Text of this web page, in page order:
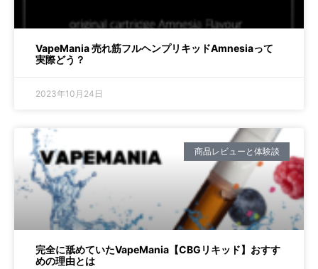
VapeMania 売れ筋フルヘンプリキッドAmnesiaって
実際どう？
2023年10月24日
商品レビューと体験談
完全に舐めていたVapeMania【CBGリキッド】おすす
めの理由とは